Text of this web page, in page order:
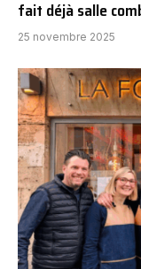
fait déjà salle
25 novembre 2025